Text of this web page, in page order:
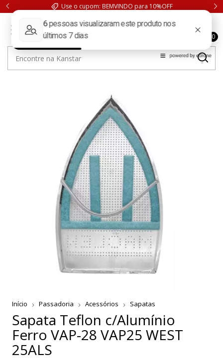
Use o cupom: BEMVINDO para 10%OFF
0
Início Passadoria Acessórios Sapatas
Sapata Teflon c/Alumínio
Ferro VAP-28 VAP25 WEST
25ALS